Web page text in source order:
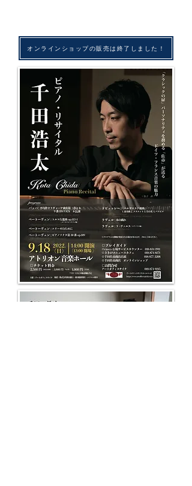
オンラインショップの販売は終了しました！